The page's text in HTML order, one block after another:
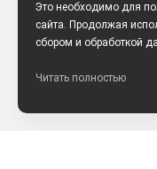
Это необходимо для
сайта. Продолжая
сбором и обработкой
Читать полностью